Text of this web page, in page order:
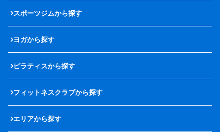
スポーツジムから探す
ヨガから探す
ピラティスから探す
フィットネスクラブから探す
エリアから探す